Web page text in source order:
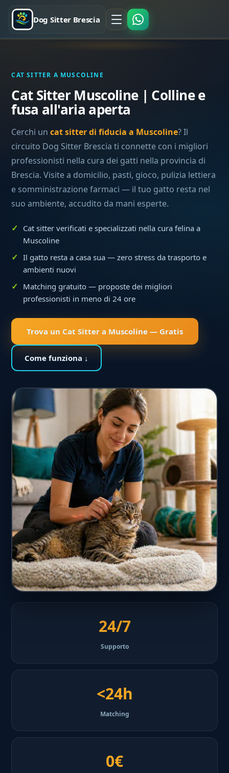
Dog Sitter Brescia
CAT SITTER A MUSCOLINE
Cat Sitter Muscoline | Colline e
fusa all'aria aperta
Cerchi uncat sitter di fiducia a Muscoline? Il
circuito Dog Sitter Brescia ti connette con i migliori
professionisti nella cura dei gatti nella provincia di
Brescia. Visite a domicilio, pasti, gioco, pulizia lettiera
e somministrazione farmaci — il tuo gatto resta nel
suo ambiente, accudito da mani esperte.
Cat sitter verificati e specializzati nella cura felina a
Muscoline
Il gatto resta a casa sua — zero stress da trasporto e
ambienti nuovi
Matching gratuito — proposte dei migliori
professionisti in meno di 24 ore
Trova un Cat Sitter a Muscoline — Gratis
Come funziona ↓
24/7
Supporto
<24h
Matching
0€